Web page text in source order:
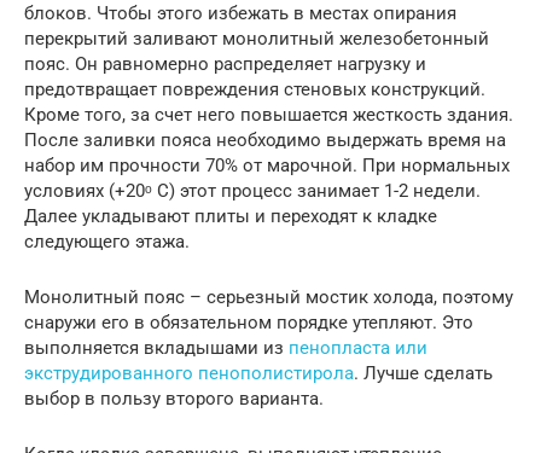
блоков. Чтобы этого избежать в местах опирания
перекрытий заливают монолитный железобетонный
пояс. Он равномерно распределяет нагрузку и
предотвращает повреждения стеновых конструкций.
Кроме того, за счет него повышается жесткость здания.
После заливки пояса необходимо выдержать время на
набор им прочности 70% от марочной. При нормальных
условиях (+20ᵒ С) этот процесс занимает 1-2 недели.
Далее укладывают плиты и переходят к кладке
следующего этажа.
Монолитный пояс – серьезный мостик холода, поэтому
снаружи его в обязательном порядке утепляют. Это
выполняется вкладышами из пенопласта или
экструдированного пенополистирола. Лучше сделать
выбор в пользу второго варианта.